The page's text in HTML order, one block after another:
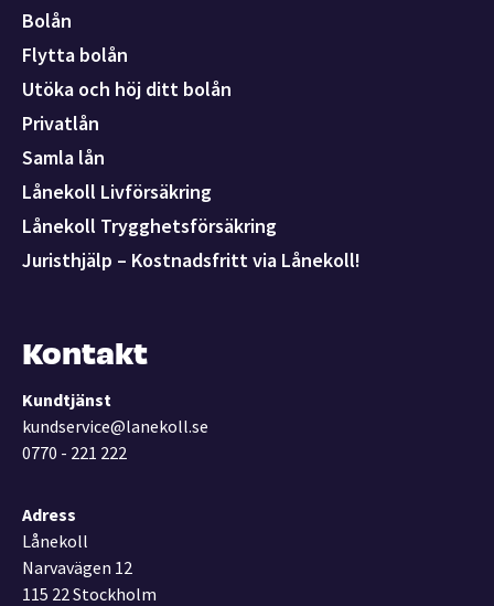
Bolån
Flytta bolån
Utöka och höj ditt bolån
Privatlån
Samla lån
Lånekoll Livförsäkring
Lånekoll Trygghetsförsäkring
Juristhjälp – Kostnadsfritt via Lånekoll!
Kontakt
Kundtjänst
kundservice@lanekoll.se
0770 - 221 222
Adress
Lånekoll
Narvavägen 12
115 22 Stockholm